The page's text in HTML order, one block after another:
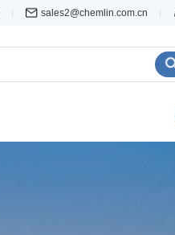
sales2@chemlin.com.cn